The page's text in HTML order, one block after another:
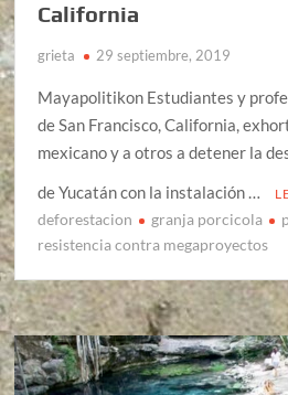
California
grieta 29 septiembre, 2019
Mayapolitikon Estudiantes y
de San Francisco, California,
mexicano y a otros a detener la
de Yucatán con la instalación …
deforestacion granja porcicola
resistencia contra megaproyectos